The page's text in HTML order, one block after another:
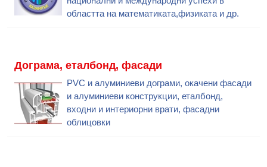
областта на математиката,физиката и др.
Дограма, еталбонд, фасади
PVC и алуминиеви дограми, окачени фасади
и алуминиеви конструкции, еталбонд,
входни и интериорни врати, фасадни
облицовки